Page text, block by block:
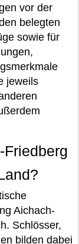
vor der
belegten
sowie für
jeweils
Aichach-
Schlösser,
bilden dabei